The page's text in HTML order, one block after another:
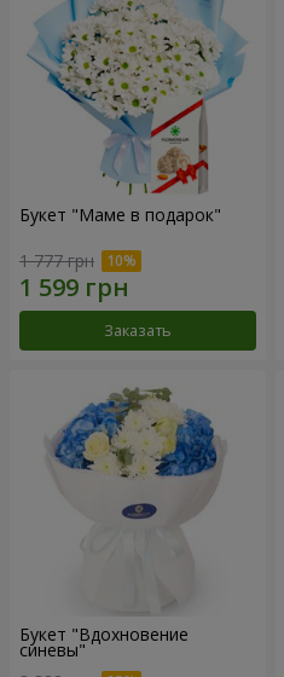
Букет "Маме в подарок"
1 777 грн
Заказать
Букет "Вдохновение
синевы"